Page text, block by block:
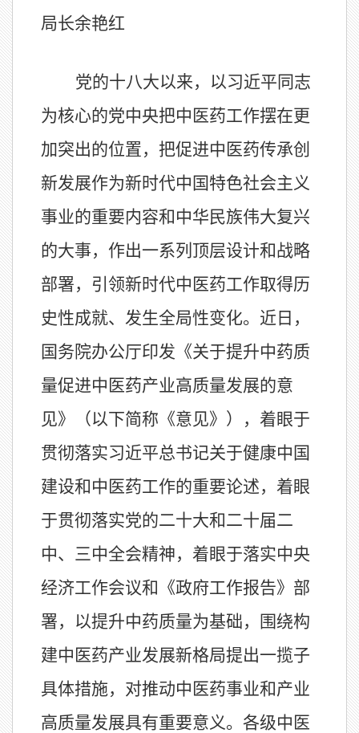
局长余艳红
党的十八大以来，以习近平同志
为核心的党中央把中医药工作摆在更
加突出的位置，把促进中医药传承创
新发展作为新时代中国特色社会主义
事业的重要内容和中华民族伟大复兴
的大事，作出一系列顶层设计和战略
部署，引领新时代中医药工作取得历
史性成就、发生全局性变化。近日，
国务院办公厅印发《关于提升中药质
量促进中医药产业高质量发展的意
见》（以下简称《意见》），着眼于
贯彻落实习近平总书记关于健康中国
建设和中医药工作的重要论述，着眼
于贯彻落实党的二十大和二十届二
中、三中全会精神，着眼于落实中央
经济工作会议和《政府工作报告》部
署，以提升中药质量为基础，围绕构
建中医药产业发展新格局提出一揽子
具体措施，对推动中医药事业和产业
高质量发展具有重要意义。各级中医